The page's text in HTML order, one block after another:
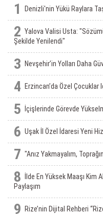
1 Denizli'nin Yükü Raylara
2 Yalova Valisi Usta:
Şekilde Yenilendi"
3 Nevşehir’in Yolları Daha
4 Erzincan’da Özel
5 İçişlerinde Görevde
6 Uşak İl Özel İdaresi Yeni
7 "Anız Yakmayalım,
8
İlde En Yüksek Maaşı Kim
Paylaşım
9
Rize’nin Dijital Rehberi